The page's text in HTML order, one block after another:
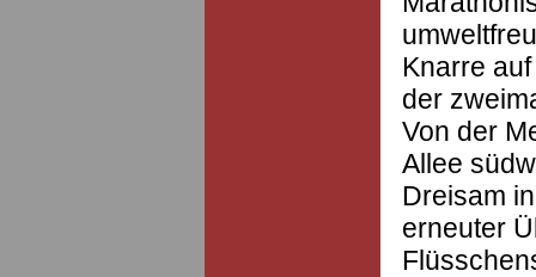
Knarre
der
Von der
Allee
Dreisam
erneuter